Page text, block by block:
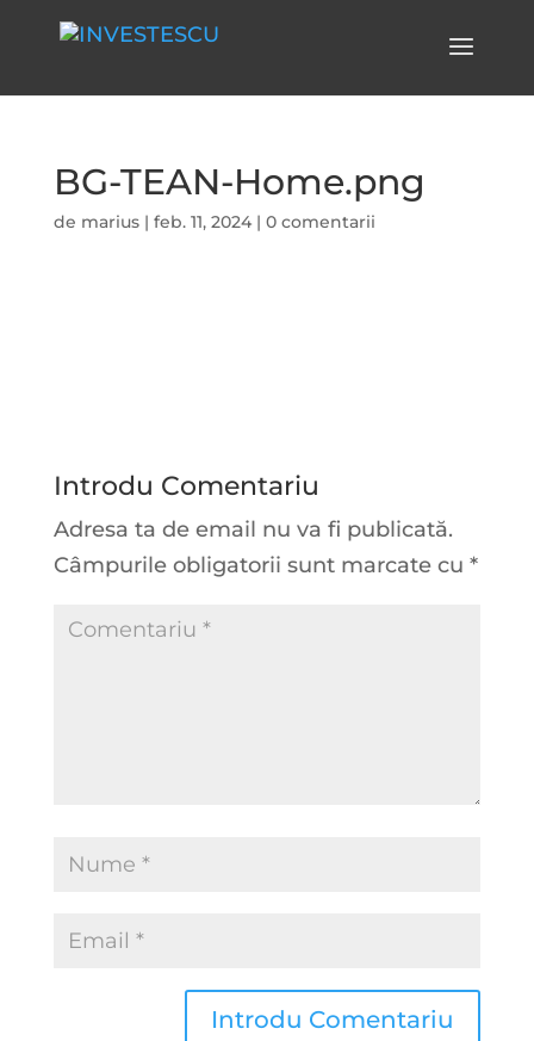
BG-TEAN-Home.png
de marius| feb. 11, 2024| 0 comentarii
Introdu Comentariu
Adresa ta de email nu va fi publicată.
Câmpurile obligatorii sunt marcate cu *